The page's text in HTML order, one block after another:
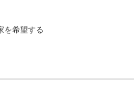
を希望する